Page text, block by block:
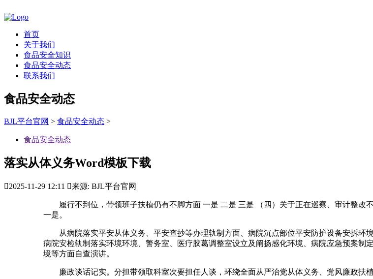
首页
关于我们
食品安全知识
食品安全动态
联系我们
食品安全动态
BJL平台官网 > 食品安全动态 >
食品安全动态
落实从体义务Word模板下载
2025-11-29 12:11 来源: BJL平台官网
履行不到位，带领班子扶植仍有不脚方面 一是 二是 三是 （四）关于正在巡察、审计整改
一是。
从病院落实平安从体义务、平安查抄等办理轨制方面、病院沉点部位平安防护设备安拆环
病院安检轨制落实环境环境、警务室、医疗胶葛调整室设立及阐扬感化环境、病院应急预案
境等方面自查演讲。
廉政谈话记实。分担带领取科室次要担任人谈，环绕全面从严治党从体义务、党风廉政扶植